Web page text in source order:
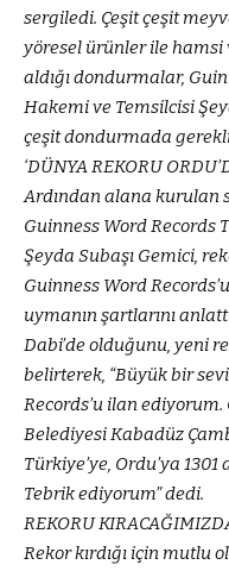
sergiledi. Çeşit çeşit
yöresel ürünler ile hamsi
aldığı dondurmalar,
Hakemi ve Temsilcisi
çeşit dondurmada
‘DÜNYA REKORU
Ardından alana kurulan
Guinness Word Records
Şeyda Subaşı Gemici,
Guinness Word
uymanın şartlarını
Dabi’de olduğunu, yeni
belirterek, “Büyük bir
Records’u ilan
Belediyesi Kabadüz
Türkiye’ye, Ordu’ya
Tebrik ediyorum” dedi.
REKORU
Rekor kırdığı için mutlu